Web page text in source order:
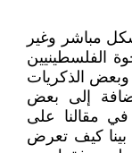
مباشر وغير
الفلسطينيين
الذكريات
إلى بعض
في مقالنا على
بينا كيف تعرض